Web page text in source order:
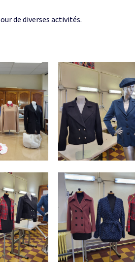
de diverses activités.